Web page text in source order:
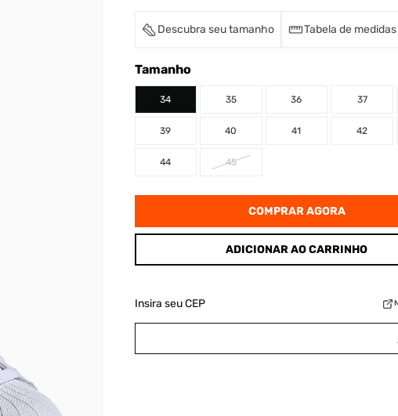
Descubra seu tamanho Tabela de medidas
Tamanho
34 35 36 37
39 40 41 42
44 45
COMPRAR AGORA
ADICIONAR AO CARRINHO
Insira seu CEP